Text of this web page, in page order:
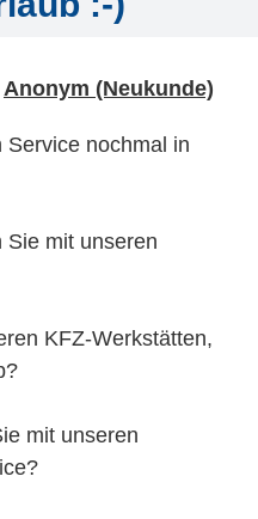
Anonym (Neukunde)
nochmal in
Sie mit unseren
KFZ-Werkstätten,
mit unseren